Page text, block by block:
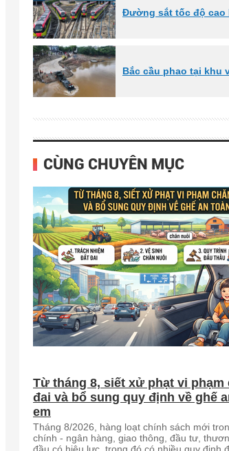
Đường sắt tốc độ cao
Bắc cầu phao tại khu
CÙNG CHUYÊN MỤC
Từ tháng 8, siết xử phạt vi phạm
đai và bổ sung quy định về ghế
em
Tháng 8/2026, hàng loạt chính sách mới
chính - ngân hàng, giao thông, đầu tư,